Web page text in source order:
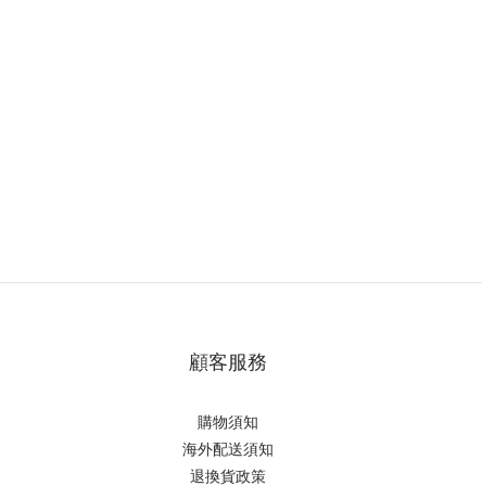
顧客服務
購物須知
海外配送須知
退換貨政策